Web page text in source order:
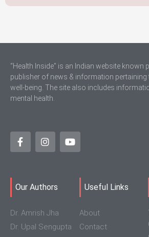
“Health Inside” is an Indian website known
publisher of news & information pertaining
well-being. The site also includes
mental health.
Our Authors
Dr. Amrish Jha
Dr. Upal Sengupta
Useful Links
About
Contact